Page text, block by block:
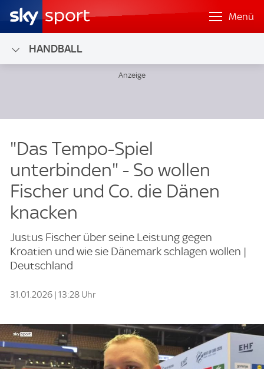
Menü
HANDBALL
"Das Tempo-Spiel
unterbinden" - So wollen
Fischer und Co. die Dänen
knacken
Justus Fischer über seine Leistung gegen
Kroatien und wie sie Dänemark schlagen wollen |
Deutschland
31.01.2026 | 13:28 Uhr